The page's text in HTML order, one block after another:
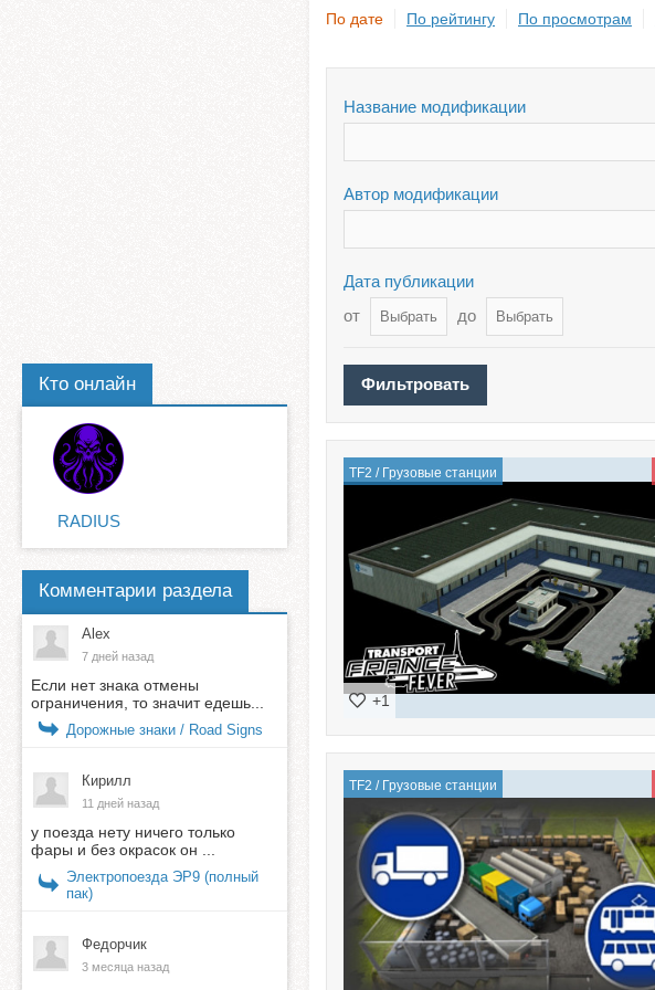
По дате По рейтингу По просмотрам
Название модификации
Автор модификации
Дата публикации
от
до
TF2 / Грузовые станции
+1
TF2 / Грузовые станции
Кто онлайн
RADIUS
Комментарии раздела
Alex
7 дней назад
Если нет знака отмены
ограничения, то значит едешь...
Дорожные знаки / Road Signs
Кирилл
11 дней назад
у поезда нету ничего только
фары и без окрасок он ...
Электропоезда ЭР9 (полный
пак)
Федорчик
3 месяца назад